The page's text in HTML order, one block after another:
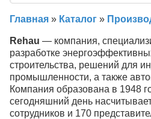
Главная » Каталог »
Rehau — компания,
разработке
строительства, решений для
промышленности, а также
Компания образована в 1948
сегодняшний день
сотрудников и 170